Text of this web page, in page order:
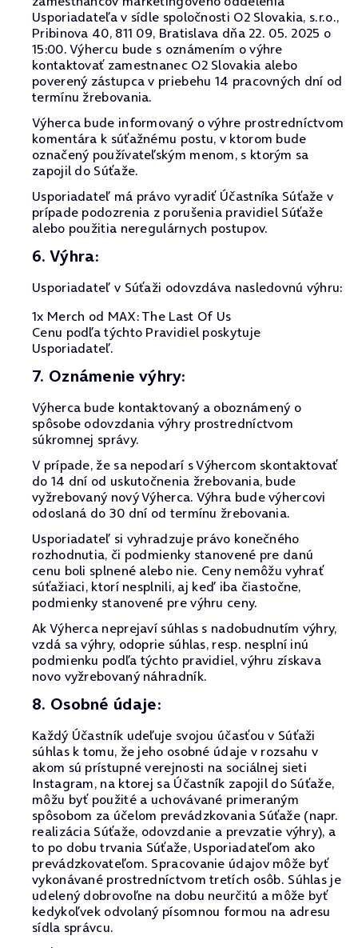
Usporiadateľa v sídle spoločnosti O2 Slovakia, s.r.o.,
Pribinova 40, 811 09, Bratislava dňa 22. 05. 2025 o
15:00. Výhercu bude s oznámením o výhre
kontaktovať zamestnanec O2 Slovakia alebo
poverený zástupca v priebehu 14 pracovných dní od
termínu žrebovania.
Výherca bude informovaný o výhre prostredníctvom
komentára k súťažnému postu, v ktorom bude
označený používateľským menom, s ktorým sa
zapojil do Súťaže.
Usporiadateľ má právo vyradiť Účastníka Súťaže v
prípade podozrenia z porušenia pravidiel Súťaže
alebo použitia neregulárnych postupov.
6. Výhra:
Usporiadateľ v Súťaži odovzdáva nasledovnú výhru:
1x Merch od MAX: The Last Of Us
Cenu podľa týchto Pravidiel poskytuje
Usporiadateľ.
7. Oznámenie výhry:
Výherca bude kontaktovaný a oboznámený o
spôsobe odovzdania výhry prostredníctvom
súkromnej správy.
V prípade, že sa nepodarí s Výhercom skontaktovať
do 14 dní od uskutočnenia žrebovania, bude
vyžrebovaný nový Výherca. Výhra bude výhercovi
odoslaná do 30 dní od termínu žrebovania.
Usporiadateľ si vyhradzuje právo konečného
rozhodnutia, či podmienky stanovené pre danú
cenu boli splnené alebo nie. Ceny nemôžu vyhrať
súťažiaci, ktorí nesplnili, aj keď iba čiastočne,
podmienky stanovené pre výhru ceny.
Ak Výherca neprejaví súhlas s nadobudnutím výhry,
vzdá sa výhry, odoprie súhlas, resp. nesplní inú
podmienku podľa týchto pravidiel, výhru získava
novo vyžrebovaný náhradník.
8. Osobné údaje:
Každý Účastník udeľuje svojou účasťou v Súťaži
súhlas k tomu, že jeho osobné údaje v rozsahu v
akom sú prístupné verejnosti na sociálnej sieti
Instagram, na ktorej sa Účastník zapojil do Súťaže,
môžu byť použité a uchovávané primeraným
spôsobom za účelom prevádzkovania Súťaže (napr.
realizácia Súťaže, odovzdanie a prevzatie výhry), a
to po dobu trvania Súťaže, Usporiadateľom ako
prevádzkovateľom. Spracovanie údajov môže byť
vykonávané prostredníctvom tretích osôb. Súhlas je
udelený dobrovoľne na dobu neurčitú a môže byť
kedykoľvek odvolaný písomnou formou na adresu
sídla správcu.